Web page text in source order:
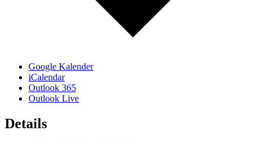
Google Kalender
iCalendar
Outlook 365
Outlook Live
Details